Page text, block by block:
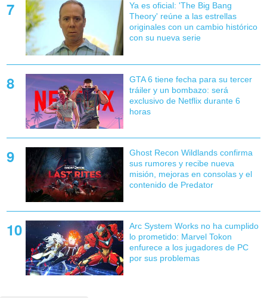
Ya es oficial: 'The Big Bang
Theory' reúne a las estrellas
originales con un cambio histórico
con su nueva serie
GTA 6 tiene fecha para su tercer
tráiler y un bombazo: será
exclusivo de Netflix durante 6
horas
Ghost Recon Wildlands confirma
sus rumores y recibe nueva
misión, mejoras en consolas y el
contenido de Predator
Arc System Works no ha cumplido
lo prometido: Marvel Tokon
enfurece a los jugadores de PC
por sus problemas